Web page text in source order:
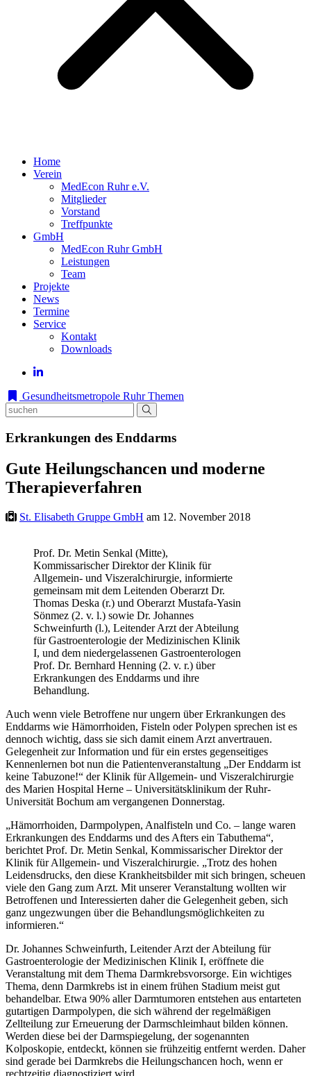
Home
Verein
MedEcon Ruhr e.V.
Mitglieder
Vorstand
Treffpunkte
GmbH
MedEcon Ruhr GmbH
Leistungen
Team
Projekte
News
Termine
Service
Kontakt
Downloads
Gesundheitsmetropole Ruhr Themen
Erkrankungen des Enddarms
Gute Heilungschancen und moderne
Therapieverfahren
St. Elisabeth Gruppe GmbH am 12. November 2018
Prof. Dr. Metin Senkal (Mitte),
Kommissarischer Direktor der Klinik für
Allgemein- und Viszeralchirurgie, informierte
gemeinsam mit dem Leitenden Oberarzt Dr.
Thomas Deska (r.) und Oberarzt Mustafa-Yasin
Sönmez (2. v. l.) sowie Dr. Johannes
Schweinfurth (l.), Leitender Arzt der Abteilung
für Gastroenterologie der Medizinischen Klinik
I, und dem niedergelassenen Gastroenterologen
Prof. Dr. Bernhard Henning (2. v. r.) über
Erkrankungen des Enddarms und ihre
Behandlung.
Auch wenn viele Betroffene nur ungern über Erkrankungen des
Enddarms wie Hämorrhoiden, Fisteln oder Polypen sprechen ist es
dennoch wichtig, dass sie sich damit einem Arzt anvertrauen.
Gelegenheit zur Information und für ein erstes gegenseitiges
Kennenlernen bot nun die Patientenveranstaltung „Der Enddarm ist
keine Tabuzone!“ der Klinik für Allgemein- und Viszeralchirurgie
des Marien Hospital Herne – Universitätsklinikum der Ruhr-
Universität Bochum am vergangenen Donnerstag.
„Hämorrhoiden, Darmpolypen, Analfisteln und Co. – lange waren
Erkrankungen des Enddarms und des Afters ein Tabuthema“,
berichtet Prof. Dr. Metin Senkal, Kommissarischer Direktor der
Klinik für Allgemein- und Viszeralchirurgie. „Trotz des hohen
Leidensdrucks, den diese Krankheitsbilder mit sich bringen, scheuen
viele den Gang zum Arzt. Mit unserer Veranstaltung wollten wir
Betroffenen und Interessierten daher die Gelegenheit geben, sich
ganz ungezwungen über die Behandlungsmöglichkeiten zu
informieren.“
Dr. Johannes Schweinfurth, Leitender Arzt der Abteilung für
Gastroenterologie der Medizinischen Klinik I, eröffnete die
Veranstaltung mit dem Thema Darmkrebsvorsorge. Ein wichtiges
Thema, denn Darmkrebs ist in einem frühen Stadium meist gut
behandelbar. Etwa 90% aller Darmtumoren entstehen aus entarteten
gutartigen Darmpolypen, die sich während der regelmäßigen
Zellteilung zur Erneuerung der Darmschleimhaut bilden können.
Werden diese bei der Darmspiegelung, der sogenannten
Kolposkopie, entdeckt, können sie frühzeitig entfernt werden. Daher
sind gerade bei Darmkrebs die Heilungschancen hoch, wenn er
rechtzeitig diagnostiziert wird.